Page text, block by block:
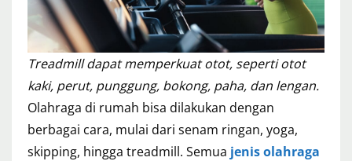
Treadmill dapat memperkuat otot, seperti otot
kaki, perut, punggung, bokong, paha, dan lengan.
Olahraga di rumah bisa dilakukan dengan
berbagai cara, mulai dari senam ringan, yoga,
skipping, hingga treadmill. Semua jenis olahraga